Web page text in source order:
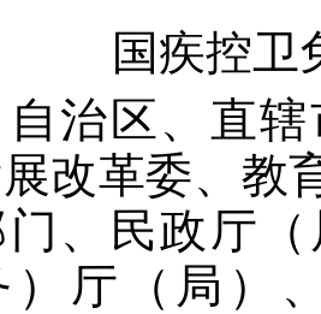
国疾控卫
治区、直
改革委、教
门、民政厅
）厅（局）